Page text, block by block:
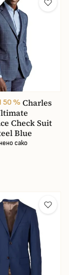
% Charles
Check Suit
Blue
сако